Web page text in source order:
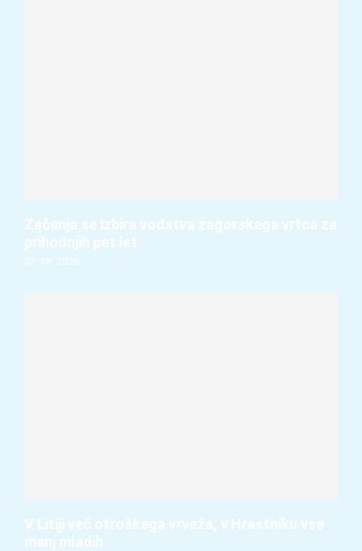
Začenja se izbira vodstva zagorskega vrtca za
prihodnjih pet let
07. 08. 2026
V Litiji več otroškega vrveža, v Hrastniku vse
manj mladih